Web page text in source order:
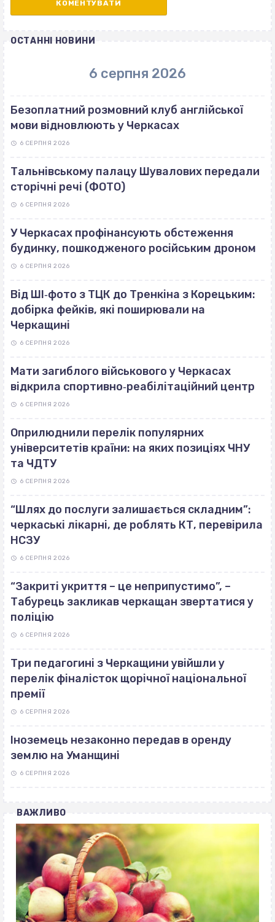
ОСТАННІ НОВИНИ
6 серпня 2026
Безоплатний розмовний клуб англійської
мови відновлюють у Черкасах
6 СЕРПНЯ 2026
Тальнівському палацу Шувалових передали
сторічні речі (ФОТО)
6 СЕРПНЯ 2026
У Черкасах профінансують обстеження
будинку, пошкодженого російським дроном
6 СЕРПНЯ 2026
Від ШІ‐фото з ТЦК до Тренкіна з Корецьким:
добірка фейків, які поширювали на
Черкащині
6 СЕРПНЯ 2026
Мати загиблого військового у Черкасах
відкрила спортивно‐реабілітаційний центр
6 СЕРПНЯ 2026
Оприлюднили перелік популярних
університетів країни: на яких позиціях ЧНУ
та ЧДТУ
6 СЕРПНЯ 2026
“Шлях до послуги залишається складним”:
черкаські лікарні, де роблять КТ, перевірила
НСЗУ
6 СЕРПНЯ 2026
“Закриті укриття – це неприпустимо”, –
Табурець закликав черкащан звертатися у
поліцію
6 СЕРПНЯ 2026
Три педагогині з Черкащини увійшли у
перелік фіналісток щорічної національної
премії
6 СЕРПНЯ 2026
Іноземець незаконно передав в оренду
землю на Уманщині
6 СЕРПНЯ 2026
ВАЖЛИВО